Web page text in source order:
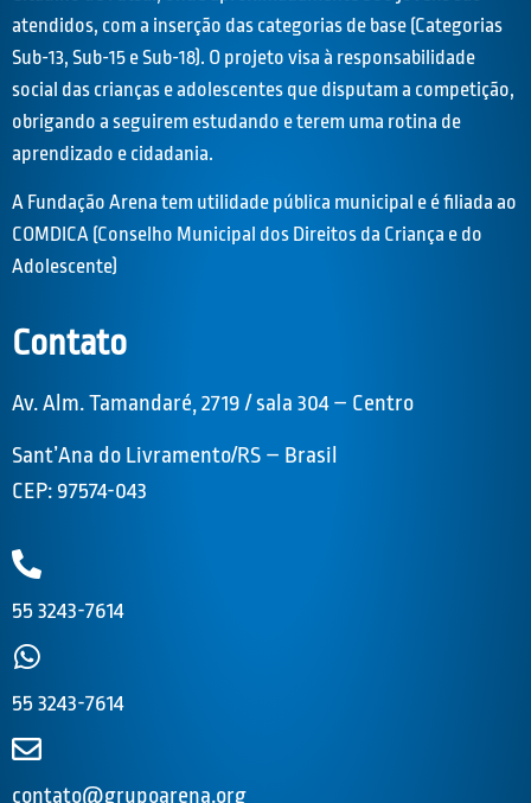
atendidos, com a inserção das categorias de base (Categorias
Sub-13, Sub-15 e Sub-18). O projeto visa à responsabilidade
social das crianças e adolescentes que disputam a competição,
obrigando a seguirem estudando e terem uma rotina de
aprendizado e cidadania.
A Fundação Arena tem utilidade pública municipal e é filiada ao
COMDICA (Conselho Municipal dos Direitos da Criança e do
Adolescente)
Contato
Av. Alm. Tamandaré, 2719 / sala 304 – Centro
Sant’Ana do Livramento/RS – Brasil
CEP: 97574-043
55 3243-7614
55 3243-7614
contato@grupoarena.org